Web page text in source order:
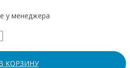
у менеджера
КОРЗИНУ